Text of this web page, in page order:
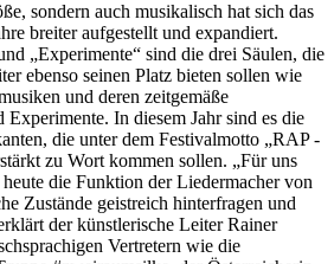
sondern auch musikalisch hat sich das
breiter aufgestellt und expandiert.
„Experimente“ sind die drei Säulen, die
ebenso seinen Platz bieten sollen wie
und deren zeitgemäße
In diesem Jahr sind es die
die unter dem Festivalmotto „RAP -
zu Wort kommen sollen. „Für uns
die Funktion der Liedermacher von
Zustände geistreich hinterfragen und
der künstlerische Leiter Rainer
Vertretern wie die